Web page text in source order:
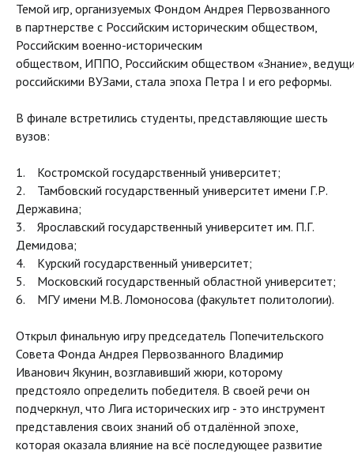
Темой игр, организуемых Фондом Андрея Первозванного
в партнерстве с Российским историческим обществом,
Российским военно-историческим
обществом, ИППО, Российским обществом «Знание»,
российскими ВУЗами, стала эпоха Петра I и его реформы.
В финале встретились студенты, представляющие шесть
вузов:
1. Костромской государственный университет;
2. Тамбовский государственный университет имени Г.Р.
Державина;
3. Ярославский государственный университет им. П.Г.
Демидова;
4. Курский государственный университет;
5. Московский государственный областной университет;
6. МГУ имени М.В. Ломоносова (факультет политологии).
Открыл финальную игру председатель Попечительского
Совета Фонда Андрея Первозванного Владимир
Иванович Якунин, возглавивший жюри, которому
предстояло определить победителя. В своей речи он
подчеркнул, что Лига исторических игр - это инструмент
представления своих знаний об отдалённой эпохе,
которая оказала влияние на всё последующее развитие